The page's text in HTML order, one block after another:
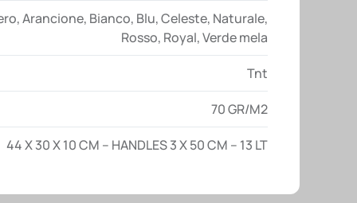
,Arancione, Bianco, Blu,Celeste, Naturale,
Rosso, Royal,Verde mela
Tnt
70 GR/M2
44 X 30 X 10 CM – HANDLES 3 X 50 CM – 13 LT